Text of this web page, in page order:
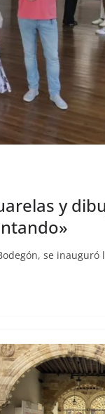
y
se inauguró